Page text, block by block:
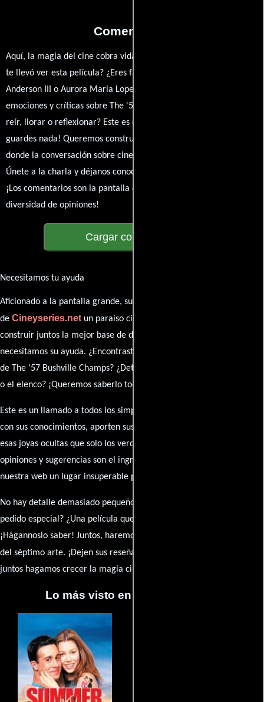
Comentarios
Aquí, la magia del cine cobra vida a través de tus opiniones. ¿Qué
te llevó ver esta película? ¿Eres fan de Lee Librado, Shedrack
Anderson III o Aurora Maria Lopez? Comparte tus pensamientos,
emociones y críticas sobre The '57 Bushville Champs. ¿Te hizo
reír, llorar o reflexionar? Este es el lugar para expresarlo. ¡No te
guardes nada! Queremos construir una comunidad apasionada
donde la conversación sobre cine y series nunca se detenga.
Únete a la charla y déjanos conocer tu mundo cinematográfico.
¡Los comentarios son la pantalla donde se proyecta nuestra
diversidad de opiniones!
Cargar comentarios
Necesitamos tu ayuda
Aficionado a la pantalla grande, su participación es clave para hacer
de Cineyseries.netun paraíso cinéfilo completo. Queremos
construir juntos la mejor base de datos cinematográfica, pero
necesitamos su ayuda. ¿Encontraste algún dato faltante en la ficha
de The '57 Bushville Champs? ¿Detectaste algún error en la sinopsis
o el elenco? ¡Queremos saberlo todo!
Este es un llamado a todos los simpatizantes del cine: contribuyan
con sus conocimientos, aporten sus descubrimientos y compartan
esas joyas ocultas que solo los verdaderos fanáticos conocen. Sus
opiniones y sugerencias son el ingrediente secreto que hará de
nuestra web un lugar insuperable para los amantes del celuloide.
No hay detalle demasiado pequeño ni opinión insignificante. ¿Algún
pedido especial? ¿Una película que sueñas con ver reseñada?
¡Hágannoslo saber! Juntos, haremos de esta comunidad el epicentro
del séptimo arte. ¡Dejen sus reseña en la
juntos hagamos crecer la magia cinematográfica!
Lo más visto en Cineyseries.net